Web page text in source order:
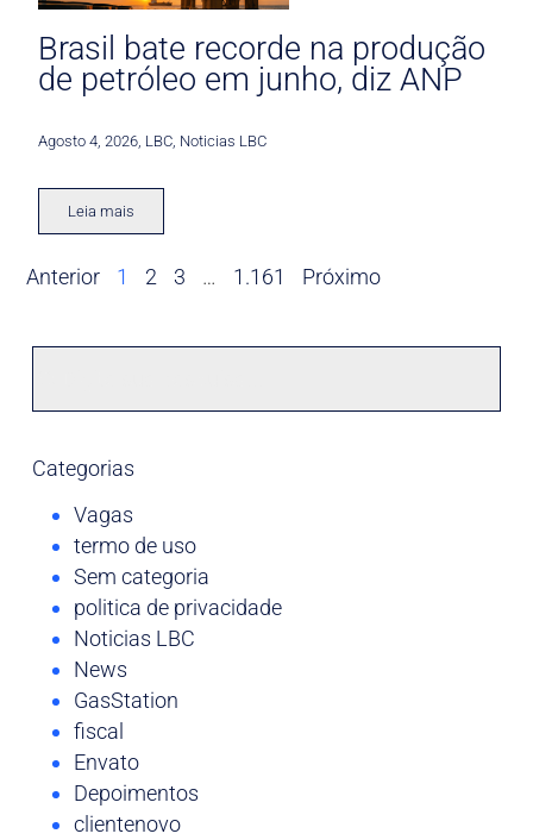
Brasil bate recorde na produção
de petróleo em junho, diz ANP
Agosto 4, 2026 LBC Noticias LBC
Leia mais
Anterior 1 2 3 … 1.161 Próximo
Categorias
Vagas
termo de uso
Sem categoria
politica de privacidade
Noticias LBC
News
GasStation
fiscal
Envato
Depoimentos
clientenovo